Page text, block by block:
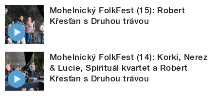
Mohelnický FolkFest (15): Robert
Křesťan s Druhou trávou
Mohelnický FolkFest (14): Korki, Nerez
& Lucie, Spirituál kvartet a Robert
Křesťan s Druhou trávou